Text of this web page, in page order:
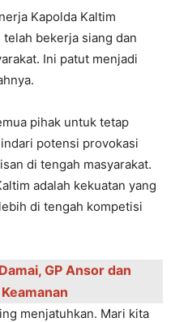
Kapolda Kaltim
bekerja siang dan
Ini patut menjadi
pihak untuk tetap
potensi provokasi
di tengah masyarakat.
adalah kekuatan yang
di tengah kompetisi
GP Ansor dan
menjatuhkan. Mari kita